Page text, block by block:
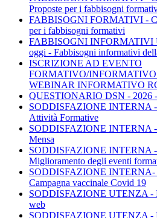
Proposte per i fabbisogni
FABBISOGNI FORMATIVI -
per i fabbisogni formativi
FABBISOGNI INFORMATIVI
oggi - Fabbisogni informativi
ISCRIZIONE AD EVENTO
FORMATIVO/
WEBINAR INFORMATIVO
QUESTIONARIO DSN - 2026
SODDISFAZIONE INTERNA
Attività Formative
SODDISFAZIONE INTERNA
Mensa
SODDISFAZIONE INTERNA
Miglioramento degli eventi
SODDISFAZIONE INTERNA-
Campagna vaccinale Covid 19
SODDISFAZIONE UTENZA -
web
SODDISFAZIONE UTENZA -